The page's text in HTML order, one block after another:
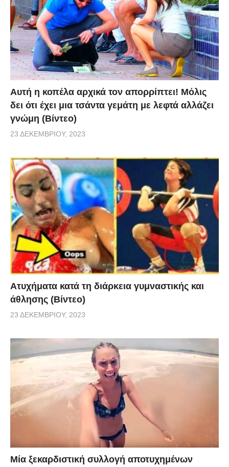
Αυτή η κοπέλα αρχικά τον απορρίπτει! Μόλις
δει ότι έχει μια τσάντα γεμάτη με λεφτά αλλάζει
γνώμη (Βίντεο)
23 ΔΕΚΕΜΒΡΊΟΥ, 2023
Aτυχήματα κατά τη διάρκεια γυμναστικής και
άθλησης (Βίντεο)
23 ΔΕΚΕΜΒΡΊΟΥ, 2023
Μία ξεκαρδιστική συλλογή αποτυχημένων